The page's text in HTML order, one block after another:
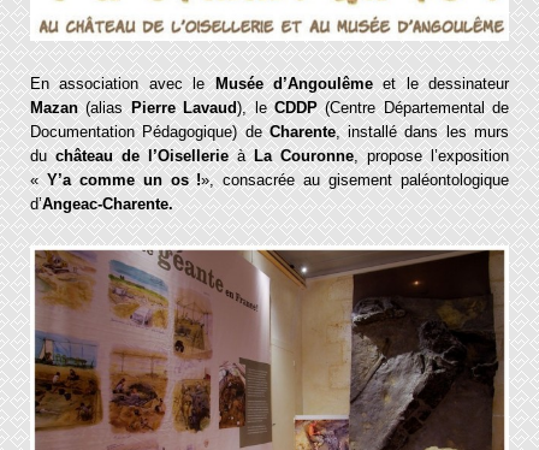
En association avec leMusée d’Angoulêmeet le dessinateur
Mazan(aliasPierre Lavaud), leCDDP(Centre Départemental de
Documentation Pédagogique) deCharente, installé dans les murs
duchâteau de l’OisellerieàLa Couronne, propose l’exposition
«Y’a comme un os !», consacrée au gisement paléontologique
d’Angeac-Charente.